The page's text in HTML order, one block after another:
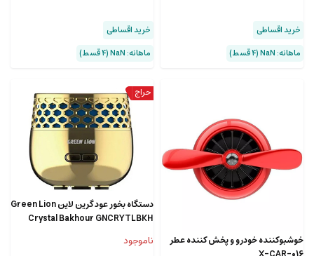
خرید اقساطی
ماهانه: NaN (۴ قسط)
خرید اقساطی
ماهانه: NaN (۴ قسط)
خوشبوکننده خودرو و پخش کننده عطر
دستگاه بخور عود گرین لاین Green Lion
Crystal Bakhour GNCRYTLBKH
ناموجود